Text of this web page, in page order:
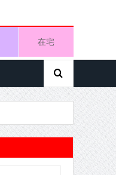
在宅